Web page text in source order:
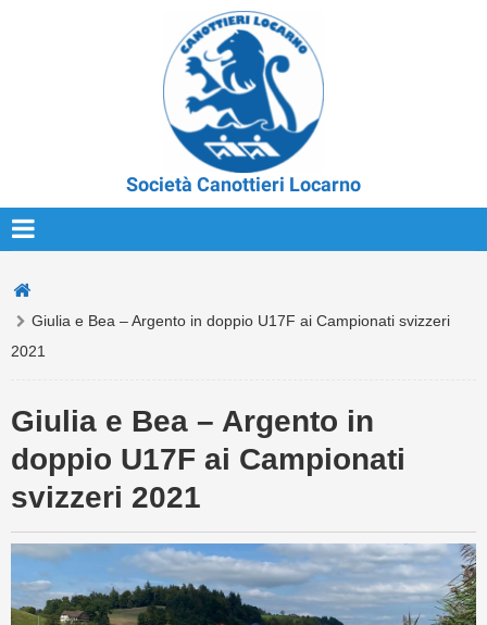
Società Canottieri Locarno
Giulia e Bea – Argento in doppio U17F ai Campionati svizzeri
2021
Giulia e Bea – Argento in
doppio U17F ai Campionati
svizzeri 2021